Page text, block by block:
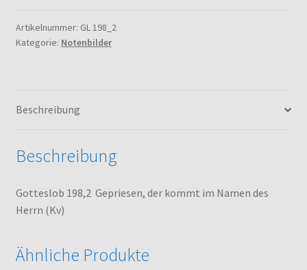
kommt
im
(Kv)
Artikelnummer: GL 198_2
Kategorie: Notenbilder
Beschreibung
Beschreibung
Gotteslob 198,2 Gepriesen, der kommt im Namen des
Herrn (Kv)
Ähnliche Produkte